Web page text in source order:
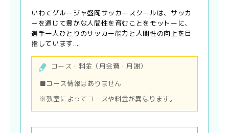
いわてグルージャ盛岡サッカースクールは、サッカ
ーを通じて豊かな人間性を育むことをモットーに、
選手一人ひとりのサッカー能力と人間性の向上を目
指しています...
コース・料金（月会費・月謝）
■コース情報はありません
※教室によってコースや料金が異なります。